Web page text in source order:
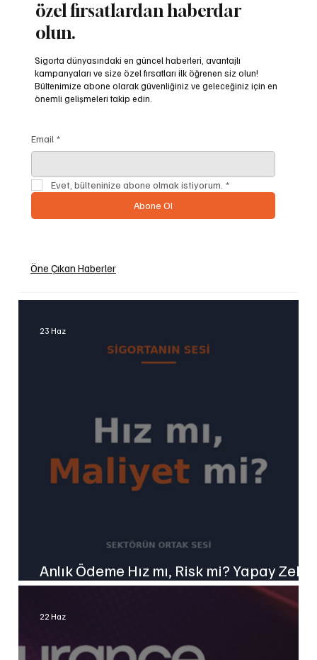
özel fırsatlardan haberdar
olun.
Sigorta dünyasındaki en güncel haberleri, avantajlı
kampanyaları ve size özel fırsatları ilk öğrenen siz olun!
Bültenimize abone olarak güvenliğiniz ve geleceğiniz için en
önemli gelişmeleri takip edin.
Email *
Evet, bülteninize abone olmak istiyorum. *
Abone Ol
Öne Çıkan Haberler
Anlık Ödeme Hız mı, Risk mi? Yapay Zekâ
Destekli Hasar Sistemlerini Konuşalım
23 Haz
22 Haz